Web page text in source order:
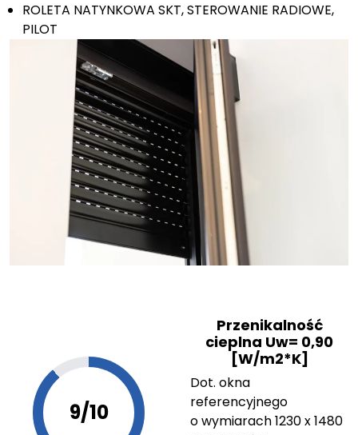
ROLETA NATYNKOWA SKT, STEROWANIE RADIOWE,
PILOT
9/10
Przenikalność
cieplna Uw= 0,90
[W/m2*K]
Dot. okna
referencyjnego
o wymiarach 1230 x 1480